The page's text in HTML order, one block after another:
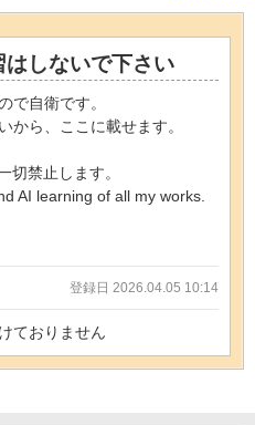
はしないで下さい
で自衛です。
から、ここに載せます。
禁止します。
AI learning of all my works.
登録日 2026.04.05 10:14
ておりません